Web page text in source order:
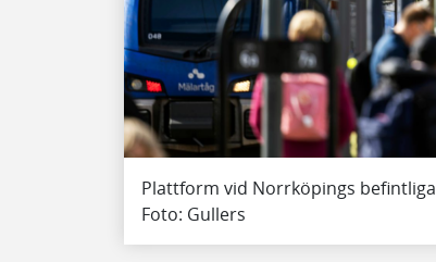
Plattform vid Norrköpings
Foto: Gullers